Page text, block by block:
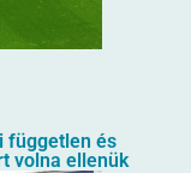
független és
volna ellenük